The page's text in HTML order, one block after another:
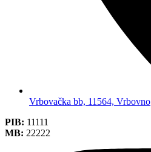
Vrbovačka bb, 11564, Vrbovno
PIB: 11111
MB: 22222